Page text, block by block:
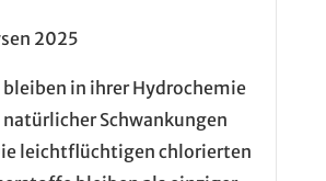
2025
bleiben in ihrer Hydrochemie
Schwankungen
leichtflüchtigen chlorierten